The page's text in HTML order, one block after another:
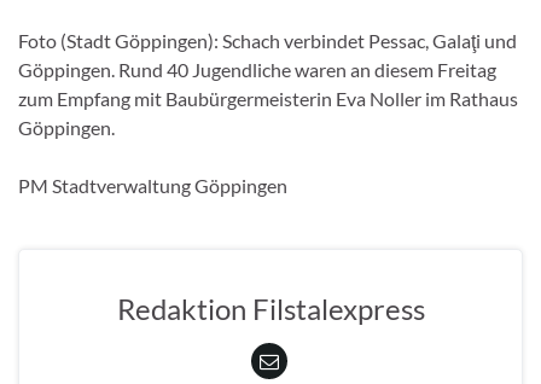
Foto (Stadt Göppingen): Schach verbindet Pessac, Galaţi und
Göppingen. Rund 40 Jugendliche waren an diesem Freitag
zum Empfang mit Baubürgermeisterin Eva Noller im Rathaus
Göppingen.
PM Stadtverwaltung Göppingen
Redaktion Filstalexpress